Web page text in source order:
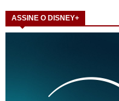
ASSINE O DISNEY+